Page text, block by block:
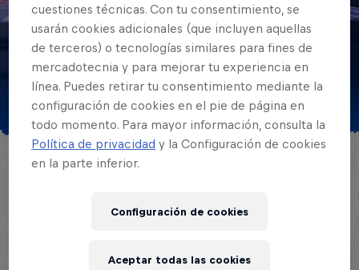
© José Duch
LAS REGIONALES DE
RED BULL BATALLA
REGRESAN A MÉXICO
Después de dos años, las regionales de
32 MCs competirán por obtener un cupo
cuestiones técnicas. Con tu consentimiento, se
usarán cookies adicionales (que incluyen aquellas
de terceros) o tecnologías similares para fines de
mercadotecnia y para mejorar tu experiencia en
línea. Puedes retirar tu consentimiento mediante la
configuración de cookies en el pie de página en
todo momento. Para mayor información, consulta la
Política de privacidad y la Configuración de cookies
en la parte inferior.
Configuración de cookies
Aceptar todas las cookies